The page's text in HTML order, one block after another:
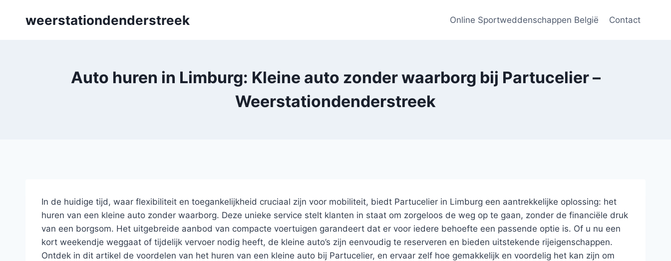
weerstationdenderstreek Online Sportweddenschappen België Contact
Auto huren in Limburg: Kleine auto zonder waarborg bij Partucelier –
Weerstationdenderstreek
In de huidige tijd, waar flexibiliteit en toegankelijkheid cruciaal zijn voor mobiliteit, biedt Partucelier in Limburg een aantrekkelijke oplossing: het
huren van een kleine auto zonder waarborg. Deze unieke service stelt klanten in staat om zorgeloos de weg op te gaan, zonder de financiële druk
van een borgsom. Het uitgebreide aanbod van compacte voertuigen garandeert dat er voor iedere behoefte een passende optie is. Of u nu een
kort weekendje weggaat of tijdelijk vervoer nodig heeft, de kleine auto’s zijn eenvoudig te reserveren en bieden uitstekende rijeigenschappen.
Ontdek in dit artikel de voordelen van het huren van een kleine auto bij Partucelier, en ervaar zelf hoe gemakkelijk en voordelig het kan zijn om